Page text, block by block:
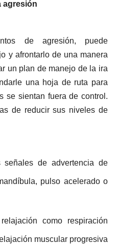
agresión
de agresión, puede
y afrontarlo de una manera
un plan de manejo de la ira
una hoja de ruta para
se sientan fuera de control.
de reducir sus niveles de
de advertencia de
pulso acelerado o
como respiración
muscular progresiva